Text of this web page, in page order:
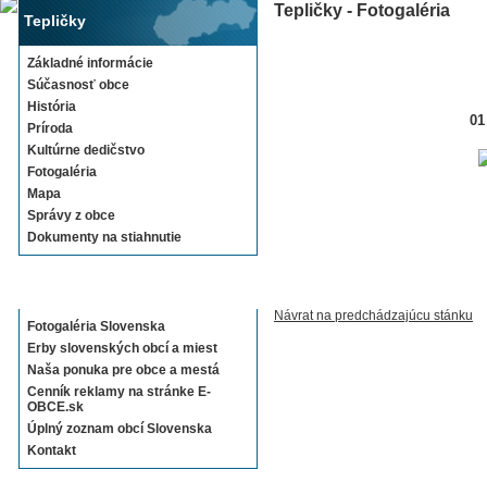
Tepličky
Základné informácie
Súčasnosť obce
História
Príroda
Kultúrne dedičstvo
Fotogaléria
Mapa
Správy z obce
Dokumenty na stiahnutie
Fotogaléria Slovenska
Erby slovenských obcí a miest
Naša ponuka pre obce a mestá
Cenník reklamy na stránke E-
OBCE.sk
Úplný zoznam obcí Slovenska
Kontakt
Tepličky - Fotogaléria
Návrat na predchádzajúcu stánku